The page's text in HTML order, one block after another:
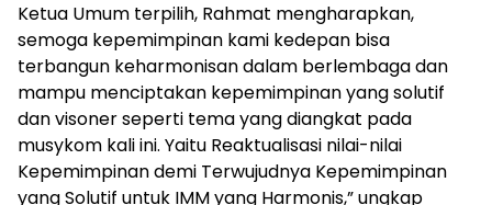
Ketua Umum terpilih, Rahmat mengharapkan,
semoga kepemimpinan kami kedepan bisa
terbangun keharmonisan dalam berlembaga dan
mampu menciptakan kepemimpinan yang solutif
dan visoner seperti tema yang diangkat pada
musykom kali ini. Yaitu Reaktualisasi nilai-nilai
Kepemimpinan demi Terwujudnya Kepemimpinan
yang Solutif untuk IMM yang Harmonis,” ungkap